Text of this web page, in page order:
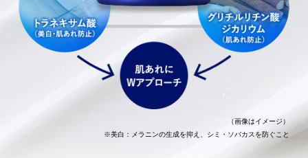
（画像はイメージ）
※美白：メラニンの生成を抑え、シミ・ソバカスを防ぐこと